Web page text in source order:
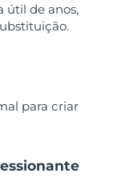
útil de anos,
para criar